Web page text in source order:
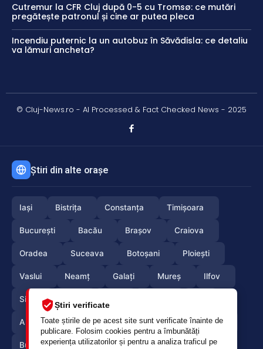
Știri verificate
Toate știrile de pe acest site sunt verificate înainte de
publicare. Folosim cookies pentru a îmbunătăți
experiența utilizatorilor și pentru a analiza traficul pe
Cutremur la CFR Cluj după 0-5 cu Tromsø: ce mutări
pregătește patronul și cine ar putea pleca
Incendiu puternic la un autobuz în Săvădisla: ce detaliu
va lămuri ancheta?
© Cluj-News.ro - AI Processed & Fact Checked News - 2025
Știri din alte orașe
Iași Bistrița Constanța Timișoara
București Bacău Brașov Craiova
Oradea Suceava Botoșani Ploiești
Vaslui Neamț Galați Mureș Ilfov
Sibiu
Arges Maramures Vrancea Satumare
Buzau Braila Calarasi Caras-Severin